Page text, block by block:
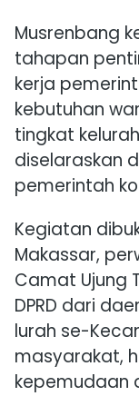
Musrenbang
tahapan
kerja
kebutuhan
tingkat
diselaraskan
pemerintah
Kegiatan
Makassar,
Camat Ujung
DPRD dari
lurah se-
masyarakat,
kepemudaan